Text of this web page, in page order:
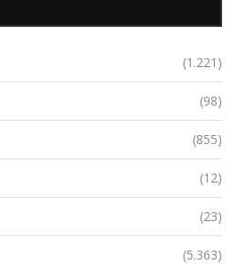
(1.221)
(98)
(855)
(12)
(23)
(5.363)